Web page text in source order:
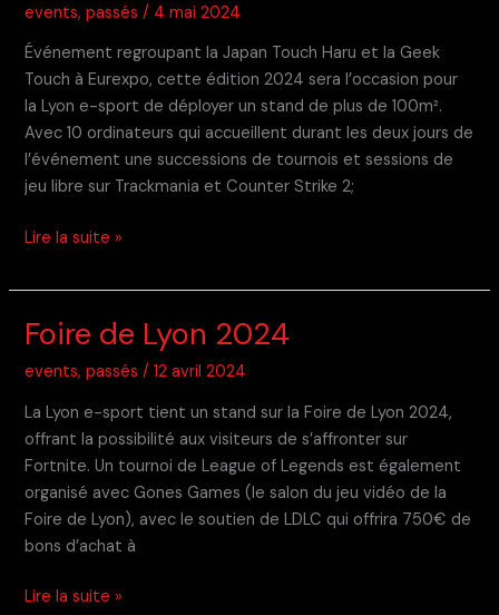
events,passés / 4 mai 2024
Événement regroupant la Japan Touch Haru et la Geek
Touch à Eurexpo, cette édition 2024 sera l’occasion pour
la Lyon e-sport de déployer un stand de plus de 100m².
Avec 10 ordinateurs qui accueillent durant les deux jours de
l’événement une successions de tournois et sessions de
jeu libre sur Trackmania et Counter Strike 2;
Geek
2024
Lire la suite »
Foire de Lyon 2024
events,passés /12 avril 2024
La Lyon e-sport tient un stand sur la Foire de Lyon 2024,
offrant la possibilité aux visiteurs de s’affronter sur
Fortnite. Un tournoi de League of Legends est également
organisé avec Gones Games (le salon du jeu vidéo de la
Foire de Lyon), avec le soutien de LDLC qui offrira 750€ de
bons d’achat à
Foire
Lire la suite »